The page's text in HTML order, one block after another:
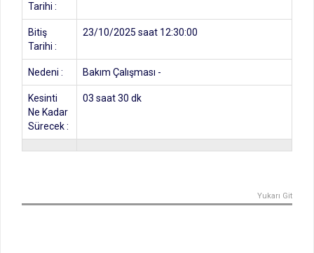
Tarihi :
Bitiş
Tarihi :
23/10/2025 saat 12:30:00
Nedeni : Bakım Çalışması -
Kesinti
Ne Kadar
Sürecek :
03 saat 30 dk
Yukarı Git